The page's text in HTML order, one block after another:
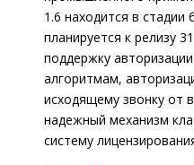
1.6 находится в стадии
планируется к релизу
поддержку
алгоритмам,
исходящему звонку от
надежный механизм
систему